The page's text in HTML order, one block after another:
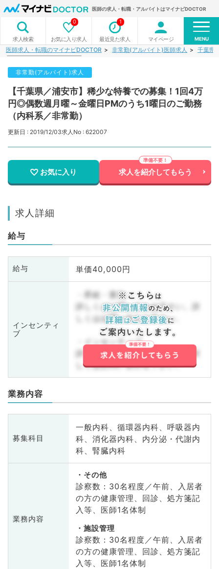
医師の求人・転職・アルバイトはマイナビDOCTOR
求人検索 お気に入り求人
0
最近見た求人
1
マイページ MENU
医師求人・転職のマイナビDOCTOR 非常勤(アルバイト)医師求人 千葉県
非常勤(アルバイト)求人
【千葉県／浦安市】稀少な特養での募集！1回4万
円◎偶数週月曜～金曜日PMのうち1曜日のご勤務
（内科系／非常勤）
更新日 : 2019/12/03求人No : 622007
お気に入り 求人を紹介してもらう
求人詳細
給与
給与 単価40,000円
インセンティ
ブ
・昇給・賞与
詳しくはお問い合わせ下さい。詳
しくはお問い合わせ下さい。
・インセンティブ
詳しくはお問い合わせ下さい。詳
しくはお問い合わせ下さい。
業務内容
募集科目
一般内科、循環器内科、呼吸器内
科、消化器内科、内分泌・代謝内
科、腎臓内科
業務内容
その他
診察数：30名程度／午前、入居者
の方の健康管理、回診、処方箋記
入等、医師1名体制
施設管理
診察数：30名程度／午前、入居者
の方の健康管理、回診、処方箋記
入等、医師1名体制